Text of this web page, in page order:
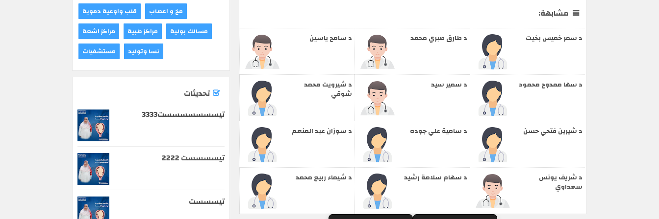
مشابهة:
د سامح ياسين د طارق صبري محمد د سمر خميس بخيت
د شيرويت محمد
شوقي
د سمير سيد د سها ممدوح محمود
د سوزان عبد المنعم د سامية علي جوده د شيرين فتحي حسن
د شيماء ربيع محمد د سهام سلامة رشيد د شريف يونس
سعداوي
قلب واوعية دموية
مخ و اعصاب
مراكز اشعة
مراكز طبية
مسالك بولية
مستشفيات
نسا وتوليد
تحديثات
تيسسسسسسست3333
تيسسسست 2222
تيسسست